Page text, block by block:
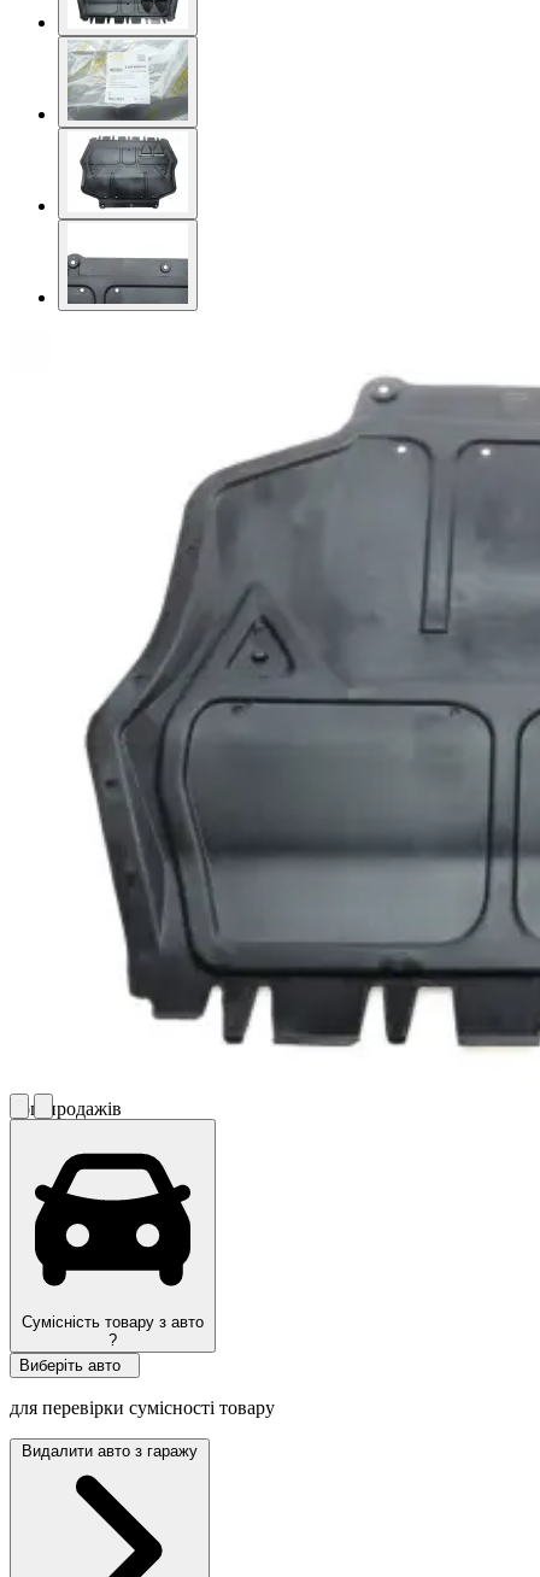
Топ продажів
Сумісність товару з авто
?
Виберіть авто
для перевірки сумісності товару
Видалити авто з гаражу